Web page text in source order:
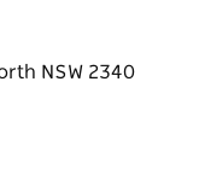
NSW 2340